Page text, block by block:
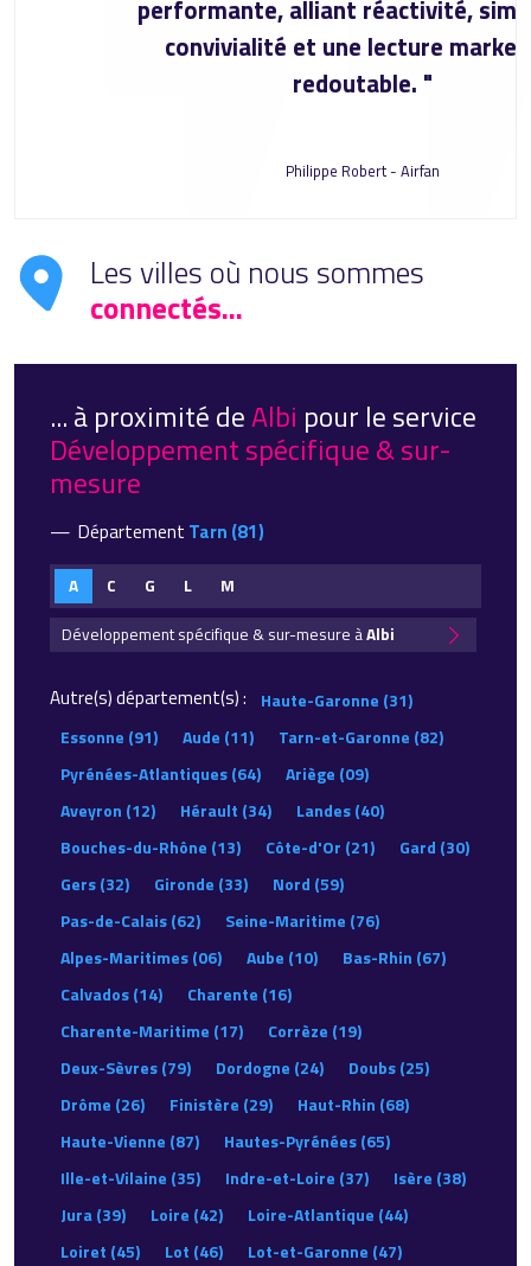
performante, alliant réactivité, simplicité,
convivialité et une lecture marketing
redoutable. "
Philippe Robert - Airfan
Les villes où nous sommes
connectés...
... à proximité deAlbi pour le service
Développement spécifique & sur-
mesure
Département Tarn (81)
A C G L M
Développement spécifique & sur-mesure àAlbi
Autre(s) département(s) :
Haute-Garonne (31)
Essonne (91)
Aude (11)
Tarn-et-Garonne (82)
Pyrénées-Atlantiques (64)
Ariège (09)
Aveyron (12)
Hérault (34)
Landes (40)
Bouches-du-Rhône (13)
Côte-d'Or (21)
Gard (30)
Gers (32)
Gironde (33)
Nord (59)
Pas-de-Calais (62)
Seine-Maritime (76)
Alpes-Maritimes (06)
Aube (10)
Bas-Rhin (67)
Calvados (14)
Charente (16)
Charente-Maritime (17)
Corrèze (19)
Deux-Sèvres (79)
Dordogne (24)
Doubs (25)
Drôme (26)
Finistère (29)
Haut-Rhin (68)
Haute-Vienne (87)
Hautes-Pyrénées (65)
Ille-et-Vilaine (35)
Indre-et-Loire (37)
Isère (38)
Jura (39)
Loire (42)
Loire-Atlantique (44)
Loiret (45)
Lot (46)
Lot-et-Garonne (47)